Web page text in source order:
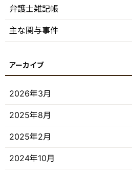
弁護士雑記帳
主な関与事件
2026年3月
2025年8月
2025年2月
2024年10月